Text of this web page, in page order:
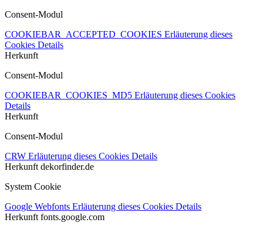
Consent-Modul
COOKIEBAR_ACCEPTED_COOKIES Erläuterung dieses
Cookies Details
Herkunft
Consent-Modul
COOKIEBAR_COOKIES_MD5 Erläuterung dieses Cookies
Details
Herkunft
Consent-Modul
CRW Erläuterung dieses Cookies Details
Herkunft dekorfinder.de
System Cookie
Google Webfonts Erläuterung dieses Cookies Details
Herkunft fonts.google.com